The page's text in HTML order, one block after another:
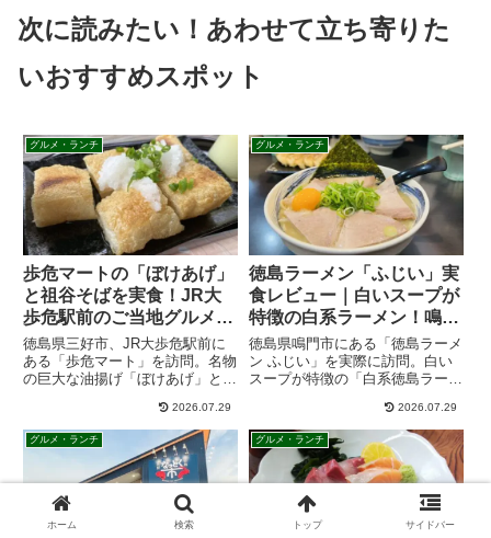
次に読みたい！あわせて立ち寄りた
いおすすめスポット
グルメ・ランチ
歩危マートの「ぼけあげ」
と祖谷そばを実食！JR大
歩危駅前のご当地グルメ｜
徳島・祖谷観光
徳島県三好市、JR大歩危駅前に
ある「歩危マート」を訪問。名物
の巨大な油揚げ「ぼけあげ」と祖
ぼけあげの特徴やおすすめの食べ
方、歩危マート2号店の食事メニ
ュー、駐車場、アクセス、営業時
間などを、祖谷観光に役立つ情報
とともに紹介します。
2026.07.29
グルメ・ランチ
徳島ラーメン「ふじい」実
食レビュー｜白いスープが
特徴の白系ラーメン！鳴門
市の人気店
徳島県鳴門市にある「徳島ラーメ
ン ふじい」を実際に訪問。白い
スープが特徴の「白系徳島ラーメ
厚そうな見た目とは違う、コクが
ありながらあっさりした味わいが
魅力。店舗情報や営業時間、駐車
場、アクセス、実食した感想を詳
しく紹介します。
2026.07.29
グルメ・ランチ グルメ・ランチ
ホーム 検索 トップ サイドバー